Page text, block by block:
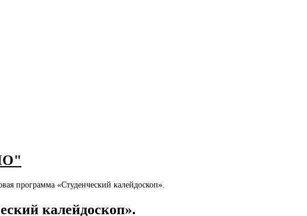
программа «Студенческий калейдоскоп».
калейдоскоп».